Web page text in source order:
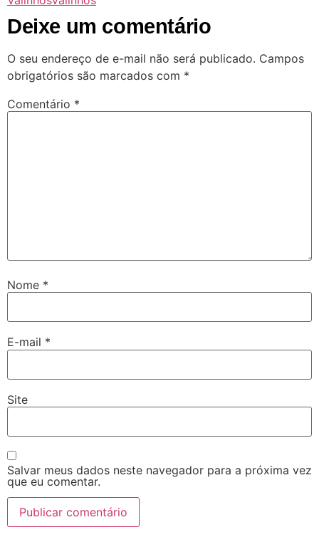
Deixe um comentário
O seu endereço de e-mail não será publicado. Campos
obrigatórios são marcados com *
Comentário *
Nome *
E-mail *
Site
Salvar meus dados neste navegador para a próxima vez
que eu comentar.